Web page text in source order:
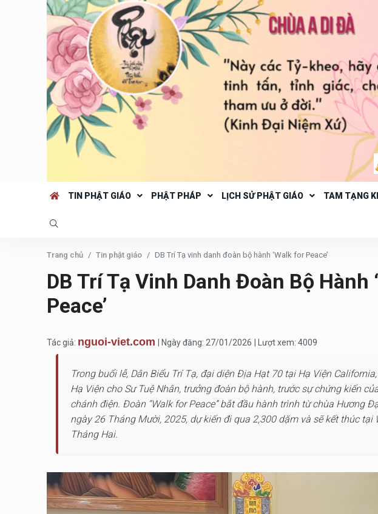
TIN PHẬT GIÁO PHẬT PHÁP LỊCH SỬ PHẬT GIÁO TAM TẠNG
Trang chủ Tin phật giáo DB Trí Tạ vinh danh đoàn bộ hành ‘Walk for Peace’
DB Trí Tạ Vinh Danh Đoàn Bộ Hành
Peace’
Tác giả: nguoi-viet.com | Ngày đăng: 27/01/2026 | Lượt xem: 4009
Trong buổi lễ, Dân Biểu Trí Tạ, đại diện Địa Hạt 70 tại Hạ Viện
Hạ Viện cho Sư Tuệ Nhân, trưởng đoàn bộ hành, trước sự chứng kiến
chánh điện. Đoàn “Walk for Peace” bắt đầu hành trình từ chùa Hương
ngày 26 Tháng Mười, 2025, dự kiến đi qua 2,300 dặm và sẽ kết thúc tại
Tháng Hai.